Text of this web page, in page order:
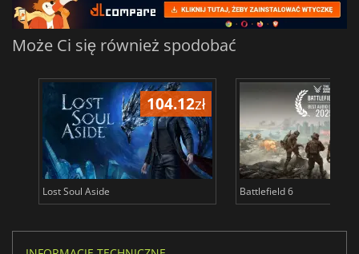
Może Ci się również spodobać
104.12zł
Lost Soul Aside Battlefield 6